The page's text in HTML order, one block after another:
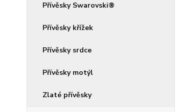
Přívěsky Swarovski®
Přívěsky křížek
Přívěsky srdce
Přívěsky motýl
Zlaté přívěsky